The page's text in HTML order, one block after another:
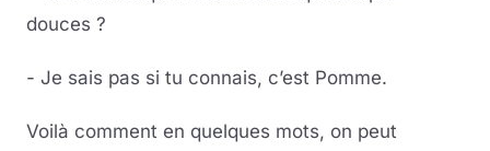
douces ?
- Je sais pas si tu connais, c’est Pomme.
Voilà comment en quelques mots, on peut